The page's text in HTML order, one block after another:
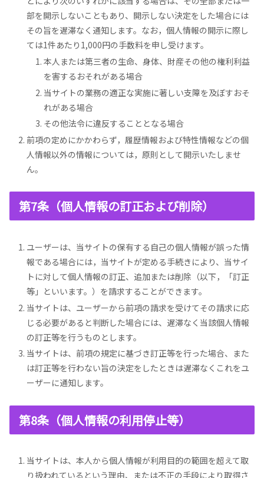
部を開示しないこともあり、開示しない決定をした場合には
その旨を遅滞なく通知します。なお，個人情報の開示に際し
ては1件あたり1,000円の手数料を申し受けます。
本人または第三者の生命、身体、財産その他の権利利益
を害するおそれがある場合
当サイトの業務の適正な実施に著しい支障を及ぼすおそ
れがある場合
その他法令に違反することとなる場合
前項の定めにかかわらず，履歴情報および特性情報などの個
人情報以外の情報については，原則として開示いたしませ
ん。
第7条（個人情報の訂正および削除）
ユーザーは、当サイトの保有する自己の個人情報が誤った情
報である場合には，当サイトが定める手続きにより、当サイ
トに対して個人情報の訂正、追加または削除（以下，「訂正
等」といいます。）を請求することができます。
当サイトは、ユーザーから前項の請求を受けてその請求に応
じる必要があると判断した場合には、遅滞なく当該個人情報
の訂正等を行うものとします。
当サイトは、前項の規定に基づき訂正等を行った場合、また
は訂正等を行わない旨の決定をしたときは遅滞なくこれをユ
ーザーに通知します。
第8条（個人情報の利用停止等）
当サイトは、本人から個人情報が利用目的の範囲を超えて取
り扱われているという理由、または不正の手段により取得さ